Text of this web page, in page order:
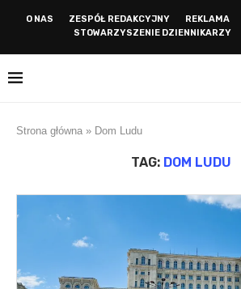
O NAS ZESPÓŁ REDAKCYJNY REKLAMA
STOWARZYSZENIE DZIENNIKARZY
Strona główna » Dom Ludu
TAG: DOM LUDU